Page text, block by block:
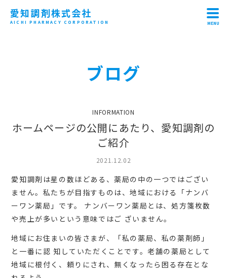
愛知調剤株式会社
AICHI PHARMACY CORPORATION MENU
ABOUT
RECRUIT
SHOP
ブログ
INFORMATION
ホームページの公開にあたり、愛知調剤の
ご紹介
2021.12.02
愛知調剤は星の数ほどある、薬局の中の⼀つではござい
ません。私たちが⽬指すものは、地域における「ナンバ
ーワン薬局」です。 ナンバーワン薬局とは、処⽅箋枚数
や売上が多いという意味ではご ざいません。
地域にお住まいの皆さまが、「私の薬局、私の薬剤師」
と⼀番に認 知していただくことです。⽼舗の薬局として
地域に根付く、頼りにされ、無くなったら困る存在とな